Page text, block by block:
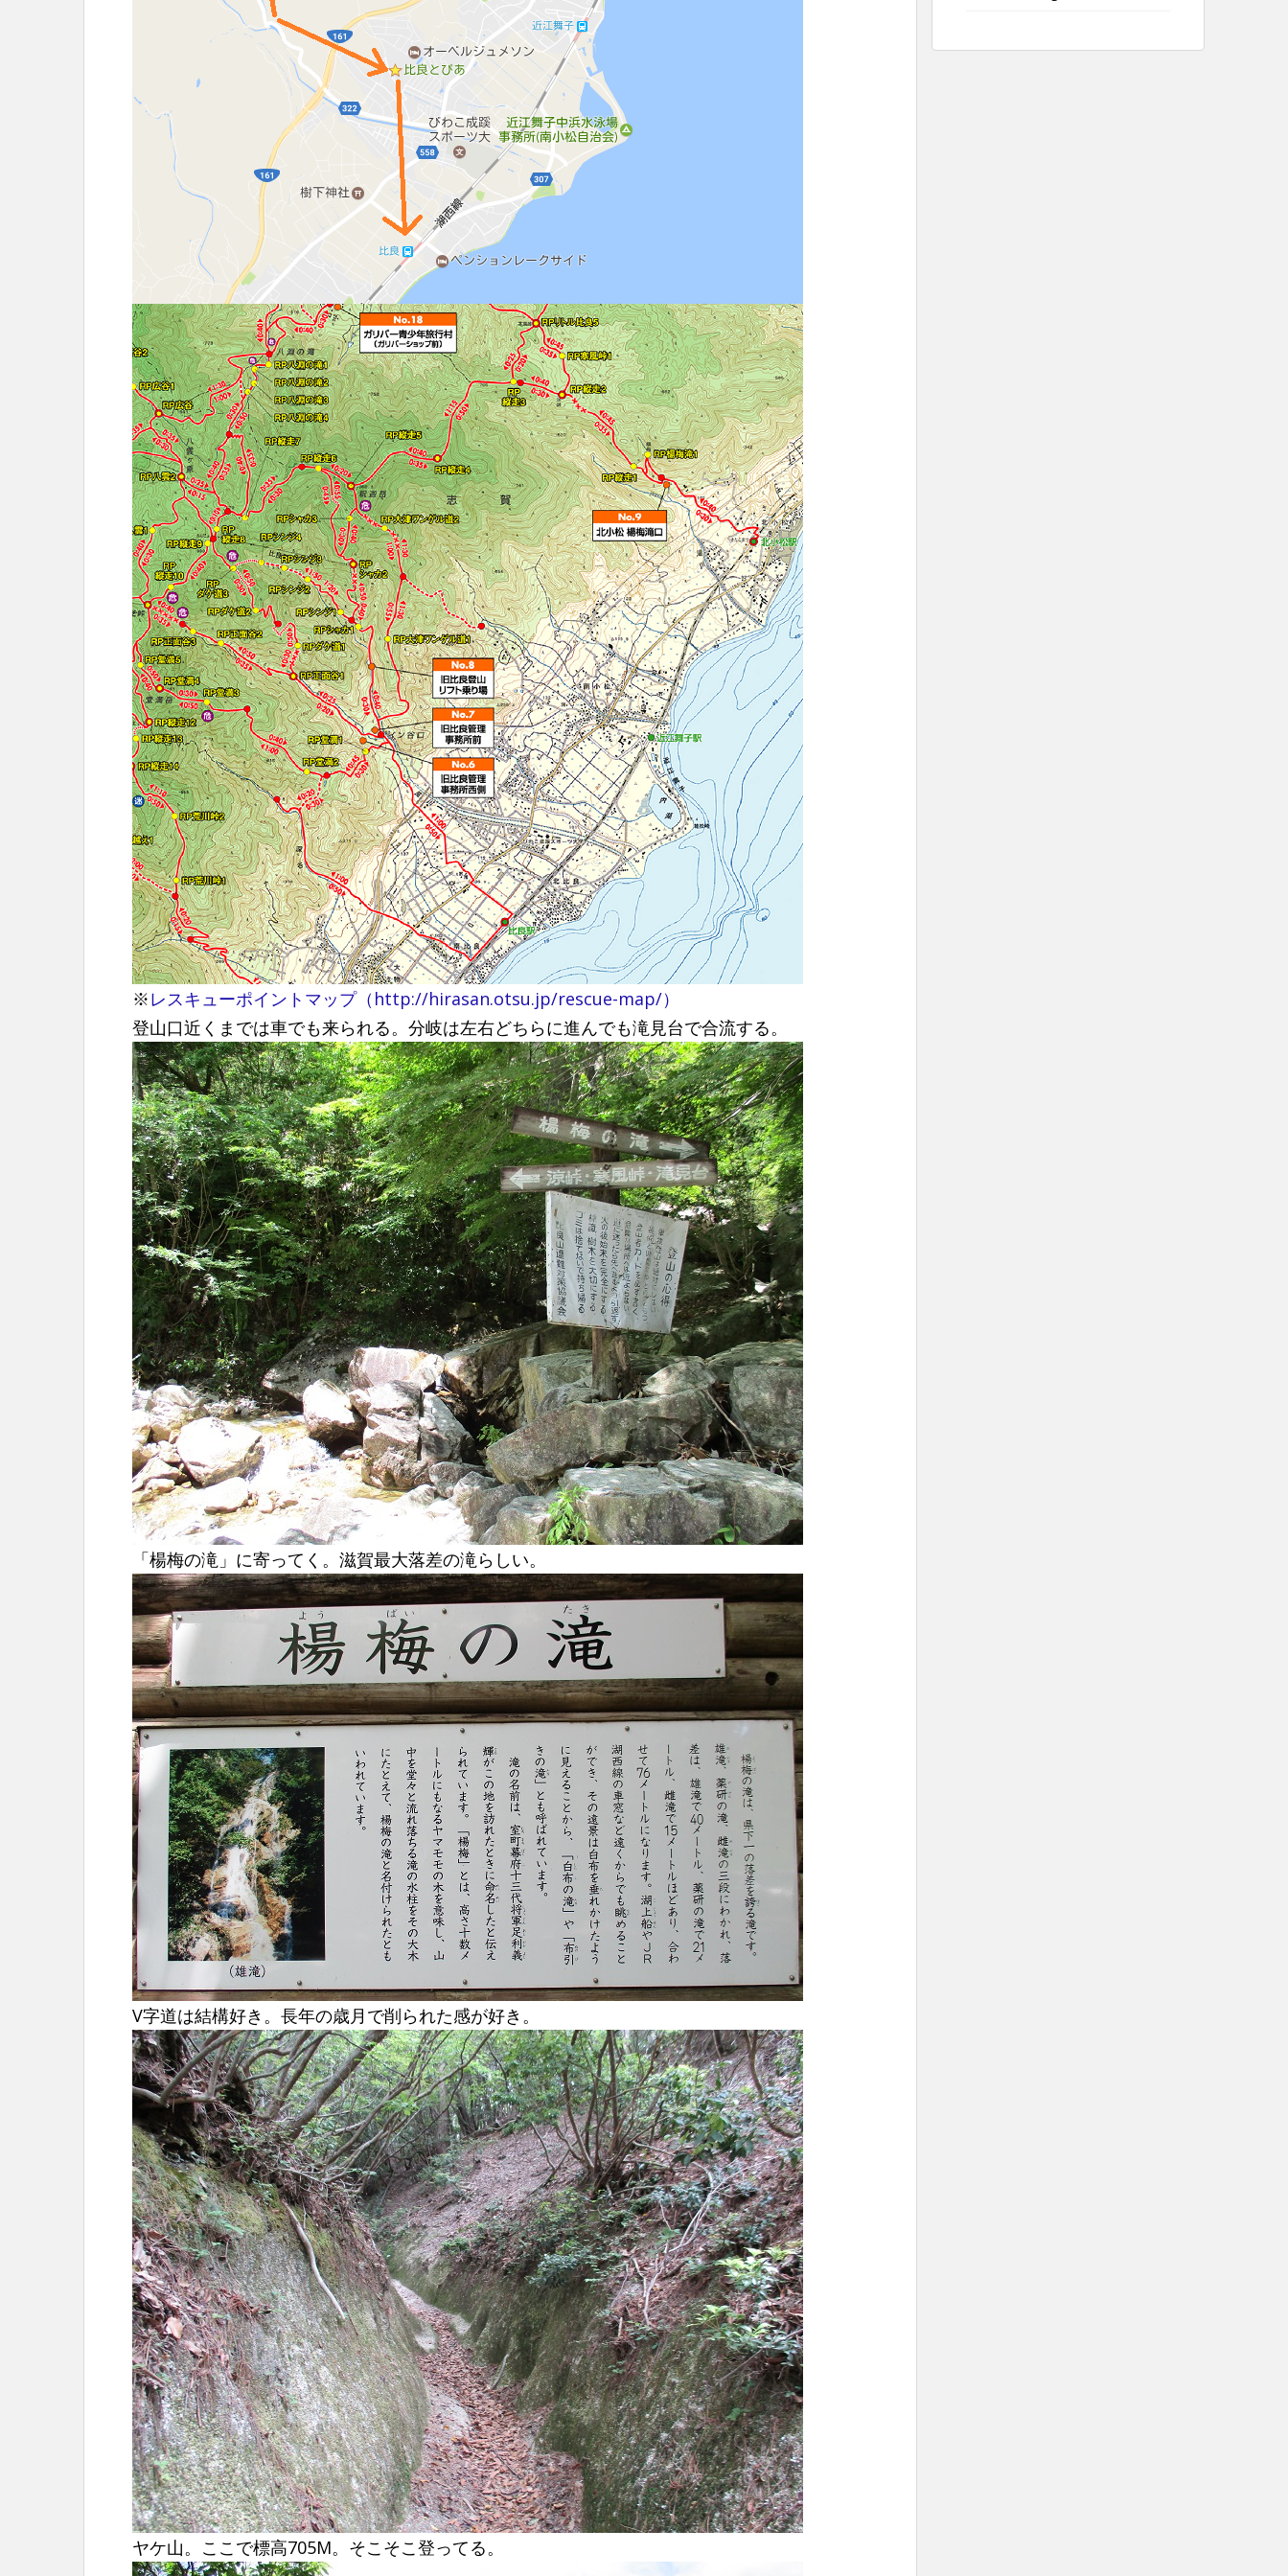
※レスキューポイントマップ（http://hirasan.otsu.jp/rescue-map/）
登山口近くまでは車でも来られる。分岐は左右どちらに進んでも滝見台で合流する。
「楊梅の滝」に寄ってく。滋賀最大落差の滝らしい。
V字道は結構好き。長年の歳月で削られた感が好き。
ヤケ山。ここで標高705M。そこそこ登ってる。